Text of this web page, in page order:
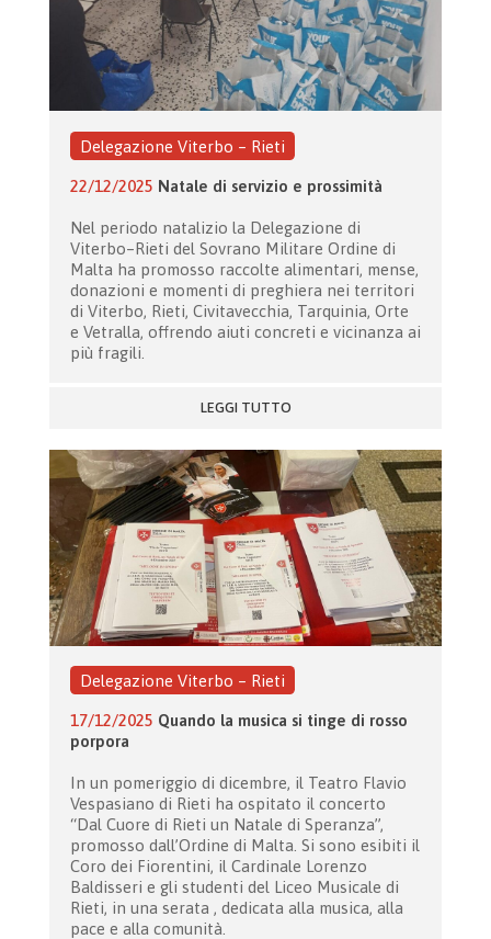
Delegazione Viterbo – Rieti
22/12/2025 Natale di servizio e prossimità
Nel periodo natalizio la Delegazione di
Viterbo–Rieti del Sovrano Militare Ordine di
Malta ha promosso raccolte alimentari, mense,
donazioni e momenti di preghiera nei territori
di Viterbo, Rieti, Civitavecchia, Tarquinia, Orte
e Vetralla, offrendo aiuti concreti e vicinanza ai
più fragili.
LEGGI TUTTO
Delegazione Viterbo – Rieti
17/12/2025 Quando la musica si tinge di rosso
porpora
In un pomeriggio di dicembre, il Teatro Flavio
Vespasiano di Rieti ha ospitato il concerto
“Dal Cuore di Rieti un Natale di Speranza”,
promosso dall’Ordine di Malta. Si sono esibiti il
Coro dei Fiorentini, il Cardinale Lorenzo
Baldisseri e gli studenti del Liceo Musicale di
Rieti, in una serata , dedicata alla musica, alla
pace e alla comunità.